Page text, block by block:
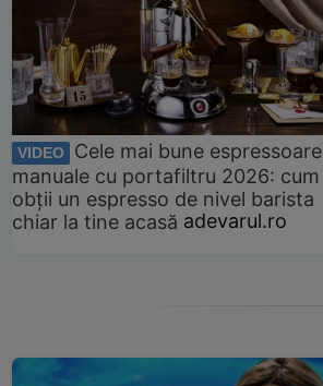
VIDEO
Cele mai bune espressoare
manuale cu portafiltru 2026: cum
obții un espresso de nivel barista
chiar la tine acasă adevarul.ro